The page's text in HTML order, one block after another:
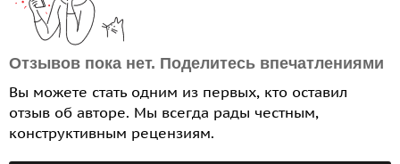
Отзывов пока нет. Поделитесь впечатлениями
Вы можете стать одним из первых, кто оставил
отзыв об авторе. Мы всегда рады честным,
конструктивным рецензиям.